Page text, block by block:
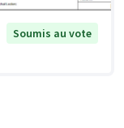
Soumis au vote